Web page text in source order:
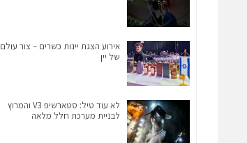
אירוע הצגת יינות כשרים – צור עולם
של יין
לא עוד טיל: סטארשיפ V3 והמרוץ
לבניית מערכת חלל מלאה